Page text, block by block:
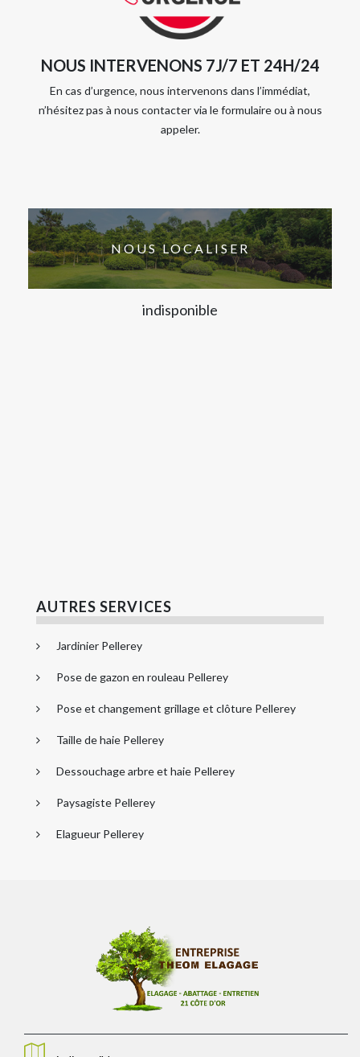
NOUS INTERVENONS 7J/7 ET 24H/24
En cas d’urgence, nous intervenons dans l’immédiat,
n’hésitez pas à nous contacter via le formulaire ou à nous
appeler.
NOUS LOCALISER
indisponible
AUTRES SERVICES
Jardinier Pellerey
Pose de gazon en rouleau Pellerey
Pose et changement grillage et clôture Pellerey
Taille de haie Pellerey
Dessouchage arbre et haie Pellerey
Paysagiste Pellerey
Elagueur Pellerey